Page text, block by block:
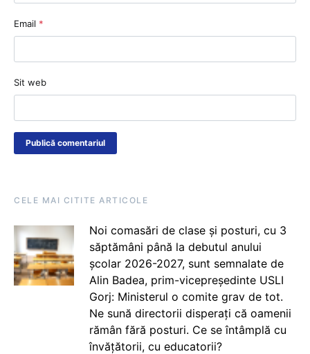
Email *
Sit web
CELE MAI CITITE ARTICOLE
Noi comasări de clase și posturi, cu 3
săptămâni până la debutul anului
școlar 2026-2027, sunt semnalate de
Alin Badea, prim-vicepreședinte USLI
Gorj: Ministerul o comite grav de tot.
Ne sună directorii disperați că oamenii
rămân fără posturi. Ce se întâmplă cu
învățătorii, cu educatorii?